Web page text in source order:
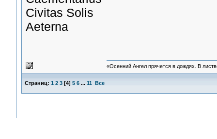
Civitas Solis
Aeterna
«Осенний Ангел прячется в дождях. В
Страниц: 1 2 3[4] 5 6 ... 11 Все